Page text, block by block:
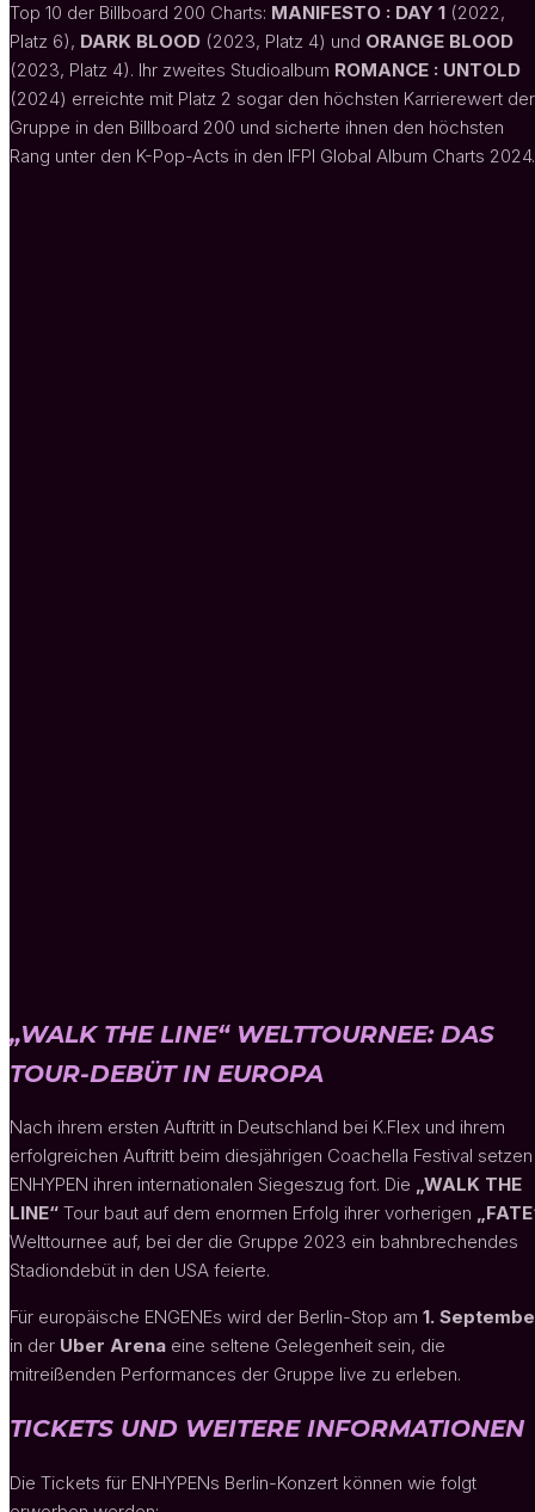
Top 10 der Billboard 200 Charts: MANIFESTO : DAY 1 (2022,
Platz 6), DARK BLOOD (2023, Platz 4) und ORANGE BLOOD
(2023, Platz 4). Ihr zweites Studioalbum ROMANCE : UNTOLD
(2024) erreichte mit Platz 2 sogar den höchsten Karrierewert der
Gruppe in den Billboard 200 und sicherte ihnen den höchsten
Rang unter den K-Pop-Acts in den IFPI Global Album Charts 2024.
„WALK THE LINE“ WELTTOURNEE: DAS
TOUR-DEBÜT IN EUROPA
Nach ihrem ersten Auftritt in Deutschland bei K.Flex und ihrem
erfolgreichen Auftritt beim diesjährigen Coachella Festival setzen
ENHYPEN ihren internationalen Siegeszug fort. Die „WALK THE
LINE“ Tour baut auf dem enormen Erfolg ihrer vorherigen
Welttournee auf, bei der die Gruppe 2023 ein bahnbrechendes
Stadiondebüt in den USA feierte.
Für europäische ENGENEs wird der Berlin-Stop am 1.
in der Uber Arena eine seltene Gelegenheit sein, die
mitreißenden Performances der Gruppe live zu erleben.
TICKETS UND WEITERE INFORMATIONEN
Die Tickets für ENHYPENs Berlin-Konzert können wie folgt